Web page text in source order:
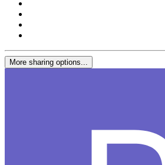
More sharing options...